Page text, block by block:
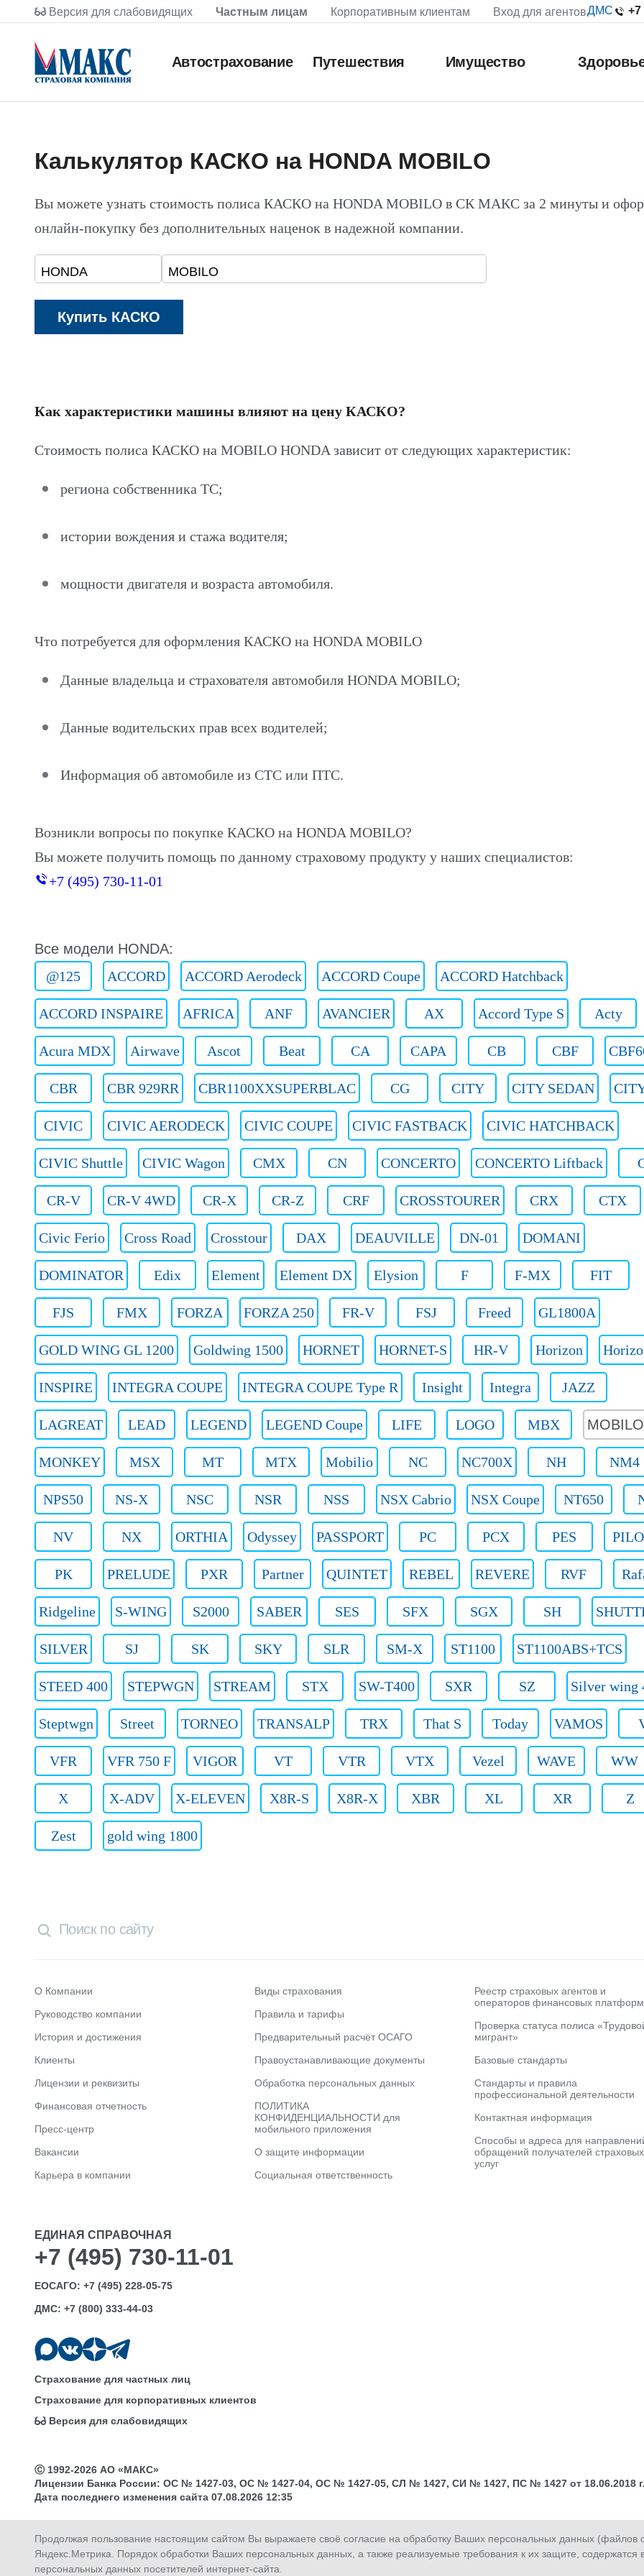
Версия для слабовидящих Частным лицам Корпоративным клиентам Вход для агентовДМС +7
Автострахование Путешествия Имущество
Калькулятор КАСКО на HONDA MOBILO
Вы можете узнать стоимость полиса КАСКО на HONDA MOBILO в СК МАКС за 2 минуты и
онлайн-покупку без дополнительных наценок в надежной компании.
Как характеристики машины влияют на цену КАСКО?
Стоимость полиса КАСКО на MOBILO HONDA зависит от следующих характеристик:
региона собственника ТС;
истории вождения и стажа водителя;
мощности двигателя и возраста автомобиля.
Что потребуется для оформления КАСКО на HONDA MOBILO
Данные владельца и страхователя автомобиля HONDA MOBILO;
Данные водительских прав всех водителей;
Информация об автомобиле из СТС или ПТС.
Возникли вопросы по покупке КАСКО на HONDA MOBILO?
Вы можете получить помощь по данному страховому продукту у наших специалистов:
+7 (495) 730-11-01
Все модели HONDA:
@125
ACCORD ACCORD Aerodeck ACCORD Coupe ACCORD Hatchback
ACCORD INSPAIRE AFRICA ANF AVANCIER AX Accord Type S Acty
Acura MDX Airwave Ascot Beat CA CAPA CB CBF
CBR CBR 929RR CBR1100XXSUPERBLAC CG CITY CITY SEDAN
CIVIC CIVIC AERODECK CIVIC COUPE CIVIC FASTBACK CIVIC HATCHBACK
CIVIC Shuttle CIVIC Wagon CMX CN CONCERTO CONCERTO Liftback
CR-V CR-V 4WD CR-X CR-Z CRF CROSSTOURER CRX CTX
Civic Ferio Cross Road Crosstour DAX DEAUVILLE DN-01 DOMANI
DOMINATOR Edix Element Element DX Elysion F F-MX FIT
FJS FMX FORZA FORZA 250 FR-V FSJ Freed GL1800A
GOLD WING GL 1200 Goldwing 1500 HORNET HORNET-S HR-V Horizon
INSPIRE INTEGRA COUPE INTEGRA COUPE Type R Insight Integra JAZZ
LAGREAT LEAD LEGEND LEGEND Coupe LIFE LOGO MBX MOBILO
MONKEY MSX MT MTX Mobilio NC NC700X NH NM4
NPS50 NS-X NSC NSR NSS NSX Cabrio NSX Coupe NT650
NV NX ORTHIA Odyssey PASSPORT PC PCX PES
PK PRELUDE PXR Partner QUINTET REBEL REVERE RVF
Ridgeline S-WING S2000 SABER SES SFX SGX SH
SILVER SJ SK SKY SLR SM-X ST1100 ST1100ABS+TCS
STEED 400 STEPWGN STREAM STX SW-T400 SXR SZ Silver wing
Steptwgn Street TORNEO TRANSALP TRX That S Today VAMOS
VFR VFR 750 F VIGOR VT VTR VTX Vezel WAVE WW
X X-ADV X-ELEVEN X8R-S X8R-X XBR XL XR Z
Zest gold wing 1800
Продолжая пользование настоящим сайтом Вы выражаете своё согласие на обработку Ваших персональных данных (файлов
Яндекс.Метрика. Порядок обработки Ваших персональных данных, а также реализуемые требования к их защите,
персональных данных посетителей интернет-сайта.
Купить Продлить Оплатить Активировать
Сообщить о
Обратная
О Компании
Руководство компании
История и достижения
Клиенты
Лицензии и реквизиты
Финансовая отчетность
Пресс-центр
Вакансии
Карьера в компании
Виды страхования
Правила и тарифы
Предварительный расчёт ОСАГО
Правоустанавливающие документы
Обработка персональных данных
ПОЛИТИКА
КОНФИДЕНЦИАЛЬНОСТИ для
мобильного приложения
О защите информации
Социальная ответственность
Реестр страховых агентов и
операторов финансовых платформ
Проверка статуса полиса
мигрант»
Базовые стандарты
Стандарты и правила
профессиональной деятельности
Контактная информация
Способы и адреса для
обращений получателей страховых
услуг
ЕДИНАЯ СПРАВОЧНАЯ
+7 (495) 730-11-01
ЕОСАГО: +7 (495) 228-05-75
ДМС: +7 (800) 333-44-03
Страхование для частных лиц
Страхование для корпоративных клиентов
Версия для слабовидящих
Ⓒ 1992-2026 АО «МАКС»
Лицензии Банка России: ОС № 1427-03, ОС № 1427-04, ОС № 1427-05, СЛ № 1427, СИ № 1427, ПС № 1427 от 18.06.2018
Дата последнего изменения сайта 07.08.2026 12:35